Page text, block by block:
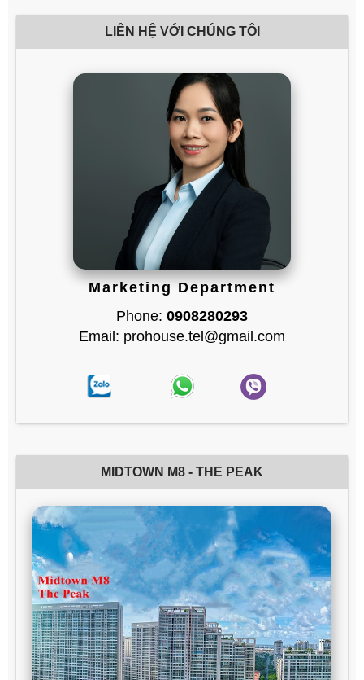
LIÊN HỆ VỚI CHÚNG TÔI
Marketing Department
Phone: 0908280293
Email: prohouse.tel@gmail.com
MIDTOWN M8 - THE PEAK